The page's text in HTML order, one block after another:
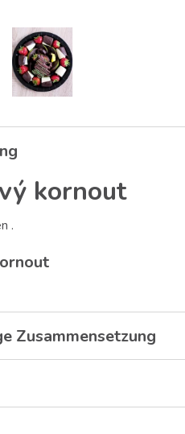
kornout
.
Zusammensetzung